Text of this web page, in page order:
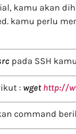
kamu akan
kamu perlu
pada SSH kamu
: wget http://
command